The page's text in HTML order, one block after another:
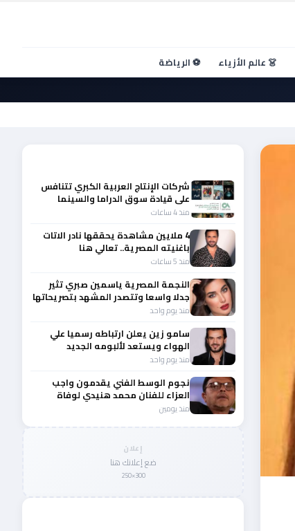
👗 عالم الأزياء ⚽ الرياضة
شركات الإنتاج العربية الكبري تتنافس
على قيادة سوق الدراما والسينما
والصباح في مقدمة المشهد الإقليمي
منذ 4 ساعات
4 ملايين مشاهدة يحققها نادر الاتات
باغنيته المصرية.. تعالي هنا
منذ 5 ساعات
النجمة المصرية ياسمين صبري تثير
جدلا واسعا وتتصدر المشهد بتصريحاتها
الأخيرة
منذ يوم واحد
سامو زين يعلن ارتباطه رسميا علي
الهواء ويستعد لألبومه الجديد
منذ يوم واحد
نجوم الوسط الفني يقدمون واجب
العزاء للفنان محمد هنيدي لوفاة
شقيقه الأكبر
منذ يومين
إعلان
ضع إعلانك هنا
300×250